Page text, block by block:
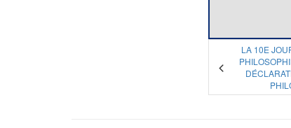
LA 10E